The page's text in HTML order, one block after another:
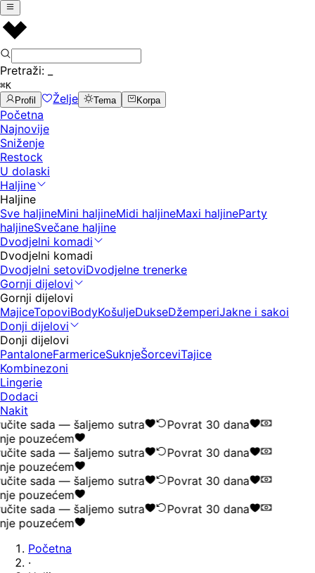
Pretraži:
⌘K
Profil
Želje Tema Korpa
Početna
Najnovije
Sniženje
Restock
U dolaski
Haljine
Haljine
Sve haljineMini haljineMidi haljineMaxi haljineParty
haljineSvečane haljine
Dvodjelni komadi
Dvodjelni komadi
Dvodjelni setoviDvodjelne trenerke
Gornji dijelovi
Gornji dijelovi
MajiceTopoviBodyKošuljeDukseDžemperiJakne i sakoi
Donji dijelovi
Donji dijelovi
PantaloneFarmericeSuknjeŠorceviTajice
Kombinezoni
Lingerie
Dodaci
Nakit
sada — šaljemo sutra
Povrat 30 dana
pouzećem
sada — šaljemo sutra
Povrat 30 dana
pouzećem
sada — šaljemo sutra
Povrat 30 dana
pouzećem
sada — šaljemo sutra
Povrat 30 dana
pouzećem
Početna
·